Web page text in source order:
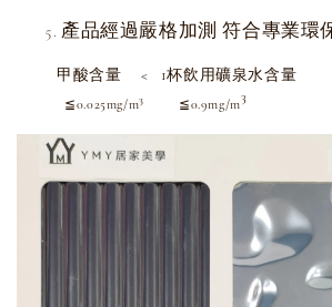
產品經過嚴格加測 符合專業環
甲酸含量 < 1杯飲用礦泉水含量
≦0.025mg/m3 ≦0.9mg/m3